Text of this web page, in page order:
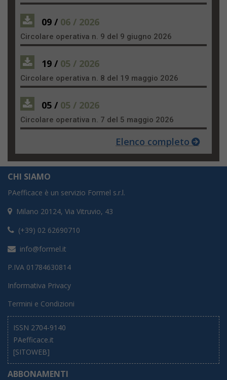
09 / 06 / 2026
Circolare operativa n. 9 del 9 giugno 2026
19 / 05 / 2026
Circolare operativa n. 8 del 19 maggio 2026
05 / 05 / 2026
Circolare operativa n. 7 del 5 maggio 2026
Elenco completo
CHI SIAMO
PAefficace è un servizio Formel s.r.l.
Milano 20124, Via Vitruvio, 43
(+39) 02 62690710
info@formel.it
P.IVA 01784630814
Informativa Privacy
Termini e Condizioni
ISSN 2704-9140
PAefficace.it
[SITOWEB]
ABBONAMENTI